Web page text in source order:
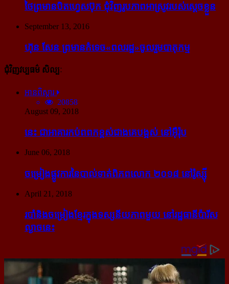
ថៃ​ព្រមាន​បិត​ហ្វេសប៊ុក ជុំ​វិញ​រូបភាព​អាស្រូវ​របស់​ស្ដេច​ខ្លួន
September 13, 2016
ហ៊ុន សែន ព្រមាន​កំទេច​«ពលរដ្ឋ»​ចូលរួម​បាតុកម្ម
ជុំវិញវប្បធម៌ សិល្បៈ
អានពិស្ដារ
20858
August 09, 2018
នេះ ជា​អាគារ​កប់​ពពក​ខ្ពស់​ជាង​គេ​បង្អស់ នៅ​អ៊ឺរ៉ុប
June 06, 2018
ចម្រៀង​ផ្លូវការ​នៃ​បាល់ទាត់​ពិភពលោក ២០១៨ នៅ​រ៉ូស្ស៊ី
April 21, 2018
របាំ​និង​ចម្រៀង​ខ្មែរ​ក្នុង​ទស្សនីយភាព​មួយ នៅ​រដ្ឋធានី​ប៉ារីស​
ល្ងាច​នេះ